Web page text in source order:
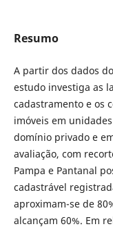
Resumo
A partir dos dados
estudo investiga as
cadastramento e os
imóveis em
domínio privado e
avaliação, com
Pampa e Pantanal
cadastrável
aproximam-se de
alcançam 60%. Em